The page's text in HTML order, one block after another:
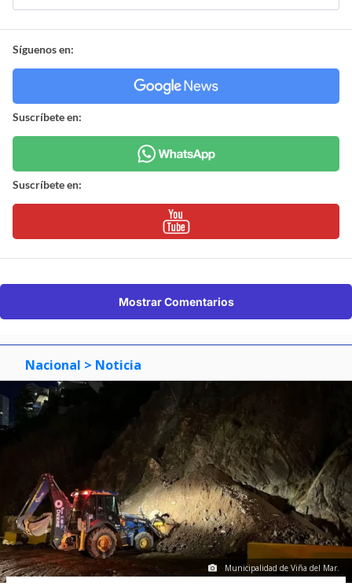
Síguenos en:
Suscríbete en:
Suscríbete en:
Mostrar Comentarios
Nacional > Noticia
Municipalidad de Viña del Mar.